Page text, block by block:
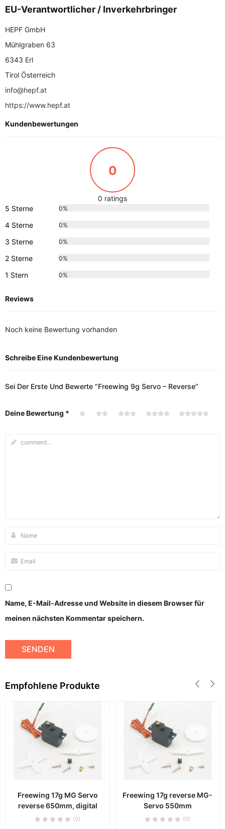
EU-Verantwortlicher / Inverkehrbringer
HEPF GmbH
Mühlgraben 63
6343 Erl
Tirol Österreich
info@hepf.at
https://www.hepf.at
Kundenbewertungen
0
0 ratings
5 Sterne
0%
4 Sterne 0%
3 Sterne 0%
2 Sterne 0%
1 Stern 0%
Reviews
Noch keine Bewertung vorhanden
Schreibe Eine Kundenbewertung
Sei Der Erste Und Bewerte “Freewing 9g Servo – Reverse”
Deine Bewertung *
Name, E-Mail-Adresse und Website in diesem Browser für
meinen nächsten Kommentar speichern.
Empfohlene Produkte
Freewing 17g MG Servo
reverse 650mm, digital
(0)
Freewing 17g reverse MG-
Servo 550mm
(0)